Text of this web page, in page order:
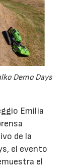
Demo Days
Emilia
de la
el evento
el